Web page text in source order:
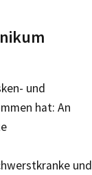
und
hat: An
und